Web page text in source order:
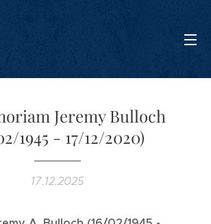
Jeremy Bulloch
1945 - 17/12/2020)
17.12.2025